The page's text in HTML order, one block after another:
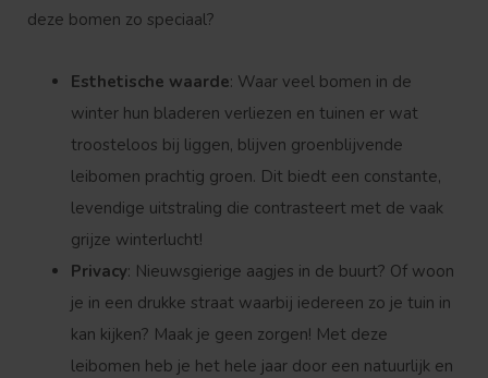
deze bomen zo speciaal?
Esthetische waarde: Waar veel bomen in de
winter hun bladeren verliezen en tuinen er wat
troosteloos bij liggen, blijven groenblijvende
leibomen prachtig groen. Dit biedt een constante,
levendige uitstraling die contrasteert met de vaak
grijze winterlucht!
Privacy: Nieuwsgierige aagjes in de buurt? Of woon
je in een drukke straat waarbij iedereen zo je tuin in
kan kijken? Maak je geen zorgen! Met deze
leibomen heb je het hele jaar door een natuurlijk en